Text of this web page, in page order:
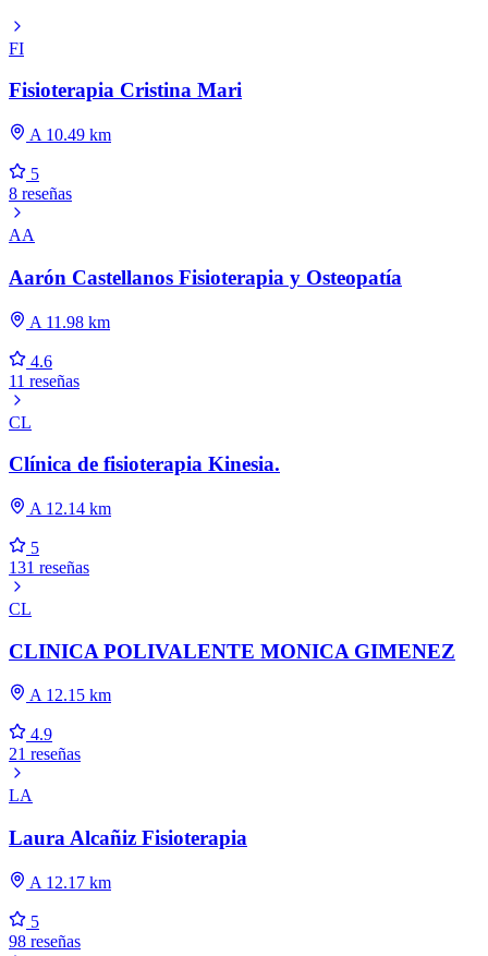
FI
Fisioterapia Cristina Mari
A 10.49 km
5
8 reseñas
AA
Aarón Castellanos Fisioterapia y Osteopatía
A 11.98 km
4.6
11 reseñas
CL
Clínica de fisioterapia Kinesia.
A 12.14 km
5
131 reseñas
CL
CLINICA POLIVALENTE MONICA GIMENEZ
A 12.15 km
4.9
21 reseñas
LA
Laura Alcañiz Fisioterapia
A 12.17 km
5
98 reseñas